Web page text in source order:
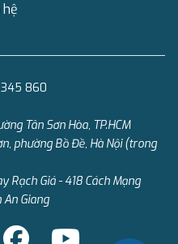
hệ
860
Tân Sơn Hòa, TP.HCM
phường Bồ Đề, Hà Nội (trong
Rạch Giá - 418 Cách Mạng
An Giang